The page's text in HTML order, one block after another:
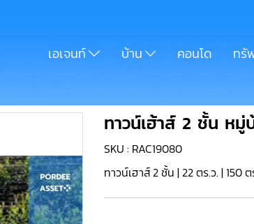
เอเจนท์ บ้าน คอนโด ทรั
ทาวน์เฮ้าส์ 2 ชั้น ห
SKU : RAC19080
ทาวน์เฮาส์ 2 ชั้น | 22 ตร.ว. | 150